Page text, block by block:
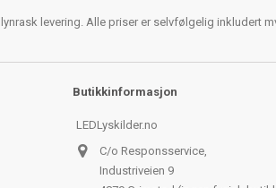
levering. Alle priser er selvfølgelig inkludert
Butikkinformasjon
LEDLyskilder.no
C/o Responsservice,
Industriveien 9